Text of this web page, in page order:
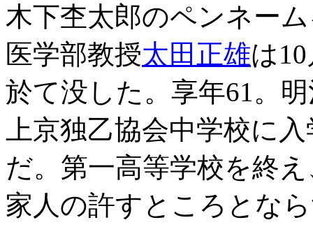
木下杢太郎のペンネー
医学部教授太田正雄は
於て没した。享年61。
上京独乙協会中学校に
だ。第一高等学校を終
家人の許すところとな